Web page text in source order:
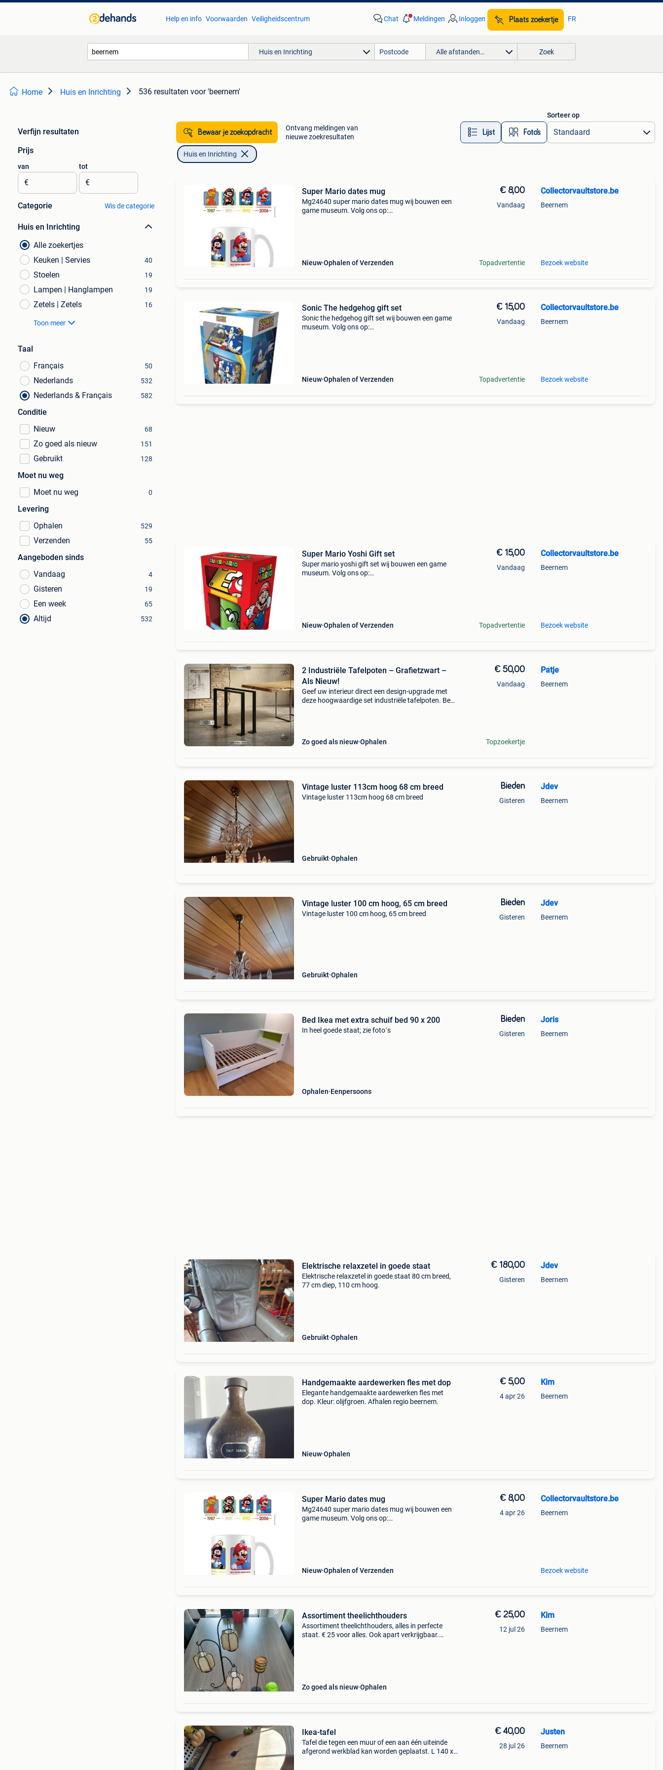
Help en info Voorwaarden Veiligheidscentrum Chat Meldingen Inloggen Plaats zoekertje FR
Huis en Inrichting Alle afstanden… Zoek
Home Huis en Inrichting 536 resultaten voor 'beernem'
Verfijn resultaten
Prijs
van
€
tot
€
Categorie Wis de categorie
Huis en Inrichting
Alle zoekertjes
Keuken | Servies
40
Stoelen 19
Lampen | Hanglampen 19
Zetels | Zetels 16
Toon meer
Taal
Français
50
Nederlands 532
Nederlands & Français 582
Conditie
Nieuw
68
Zo goed als nieuw 151
Gebruikt 128
Moet nu weg
Moet nu weg
0
Levering
Ophalen
529
Verzenden 55
Aangeboden sinds
Vandaag
4
Gisteren 19
Een week 65
Altijd 532
Bewaar je zoekopdracht
Ontvang meldingen van
nieuwe zoekresultaten
Lijst Foto’s
Sorteer op
Huis en Inrichting
Super Mario dates mug
Mg24640 super mario dates mug wij bouwen een
game museum. Volg ons op:
Nieuw Ophalen of Verzenden
€ 8,00
Vandaag
Topadvertentie
Collectorvaultstore.be
Beernem
Bezoek website
Sonic The hedgehog gift set
Sonic the hedgehog gift set wij bouwen een game
museum. Volg ons op:
Nieuw Ophalen of Verzenden
€ 15,00
Vandaag
Topadvertentie
Collectorvaultstore.be
Beernem
Bezoek website
Super Mario Yoshi Gift set
Super mario yoshi gift set wij bouwen een game
museum. Volg ons op:
Nieuw Ophalen of Verzenden
€ 15,00
Vandaag
Topadvertentie
Collectorvaultstore.be
Beernem
Bezoek website
2 Industriële Tafelpoten – Grafietzwart –
Als Nieuw!
Geef uw interieur direct een design-upgrade met
deze hoogwaardige set industriële tafelpoten. Bent
Zo goed als nieuw Ophalen
€ 50,00
Vandaag
Topzoekertje
Patje
Beernem
Vintage luster 113cm hoog 68 cm breed
Vintage luster 113cm hoog 68 cm breed
Gebruikt Ophalen
Bieden
Gisteren
Jdev
Beernem
Vintage luster 100 cm hoog, 65 cm breed
Vintage luster 100 cm hoog, 65 cm breed
Gebruikt Ophalen
Bieden
Gisteren
Jdev
Beernem
Bed Ikea met extra schuif bed 90 x 200
In heel goede staat; zie foto´s
Ophalen Eenpersoons
Bieden
Gisteren
Joris
Beernem
Elektrische relaxzetel in goede staat
Elektrische relaxzetel in goede staat 80 cm breed,
77 cm diep, 110 cm hoog.
Gebruikt Ophalen
€ 180,00
Gisteren
Jdev
Beernem
Handgemaakte aardewerken fles met dop
Elegante handgemaakte aardewerken fles met
dop. Kleur: olijfgroen. Afhalen regio beernem.
Nieuw Ophalen
€ 5,00
4 apr 26
Kim
Beernem
Super Mario dates mug
Mg24640 super mario dates mug wij bouwen een
game museum. Volg ons op:
Nieuw Ophalen of Verzenden
€ 8,00
4 apr 26
Collectorvaultstore.be
Beernem
Bezoek website
Assortiment theelichthouders
Assortiment theelichthouders, alles in perfecte
staat. € 25 voor alles. Ook apart verkrijgbaar.
Zo goed als nieuw Ophalen
€ 25,00
12 jul 26
Kim
Beernem
Ikea-tafel
Tafel die tegen een muur of een aan één uiteinde
afgerond werkblad kan worden geplaatst. L 140 x l
€ 40,00
28 jul 26
Justen
Beernem